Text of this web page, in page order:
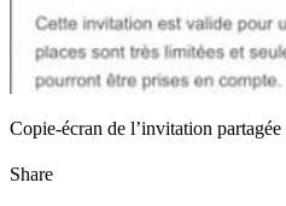
Copie-écran de l’invitation
Share